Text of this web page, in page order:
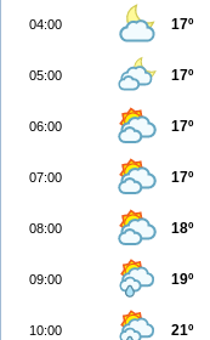
04:00 17º
05:00 17º
06:00 17º
07:00 17º
08:00 18º
09:00 19º
10:00 21º